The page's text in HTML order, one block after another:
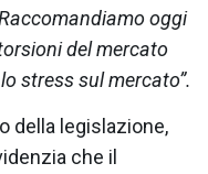
oggi
del mercato
stress sul mercato”.
della legislazione,
che il